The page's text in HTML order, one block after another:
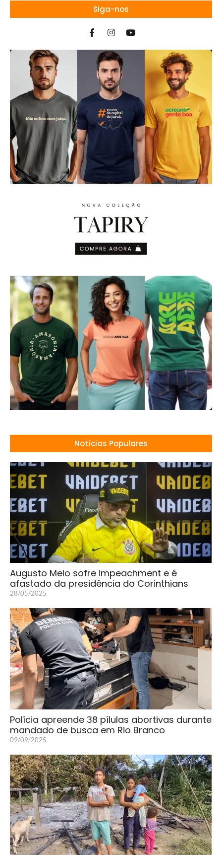
Siga-nos
Notícias Populares
Augusto Melo sofre impeachment e é
afastado da presidência do Corinthians
28/05/2025
Polícia apreende 38 pílulas abortivas durante
mandado de busca em Rio Branco
09/09/2025